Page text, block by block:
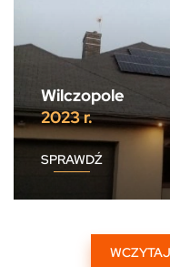
Wilczopole
2023 r.
SPRAWDŹ